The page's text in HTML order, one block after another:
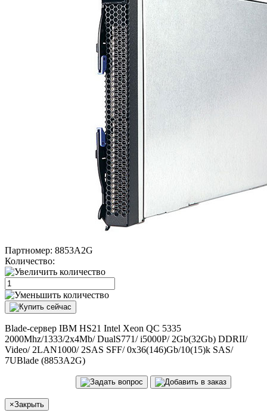
Партномер: 8853A2G
Количество:
Blade-сервер IBM HS21 Intel Xeon QC 5335
2000Mhz/1333/2x4Mb/ DualS771/ i5000P/ 2Gb(32Gb) DDRII/
Video/ 2LAN1000/ 2SAS SFF/ 0x36(146)Gb/10(15)k SAS/
7UBlade (8853A2G)
×Закрыть